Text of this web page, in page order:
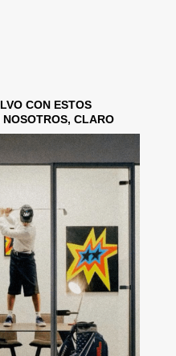
CON ESTOS
CLARO